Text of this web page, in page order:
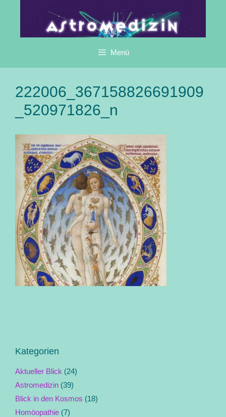
Menü
222006_367158826691909
_520971826_n
Kategorien
Aktueller Blick (24)
Astromedizin (39)
Blick in den Kosmos (18)
Homöopathie (7)